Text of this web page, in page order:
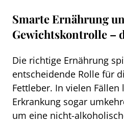
Smarte Ernährung
Gewichtskontrolle –
Die richtige Ernährung
entscheidende Rolle für
Fettleber. In vielen Fällen
Erkrankung sogar
um eine nicht-